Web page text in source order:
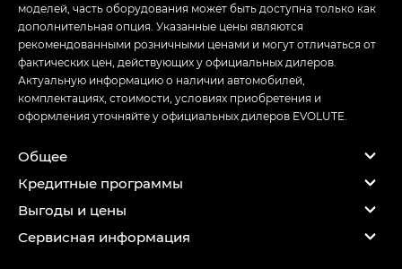
моделей, часть оборудования может быть доступна только как
дополнительная опция. Указанные цены являются
рекомендованными розничными ценами и могут отличаться от
фактических цен, действующих у официальных дилеров.
Актуальную информацию о наличии автомобилей,
комплектациях, стоимости, условиях приобретения и
оформления уточняйте у официальных дилеров EVOLUTE.
Общее
Кредитные программы
Выгоды и цены
Сервисная информация